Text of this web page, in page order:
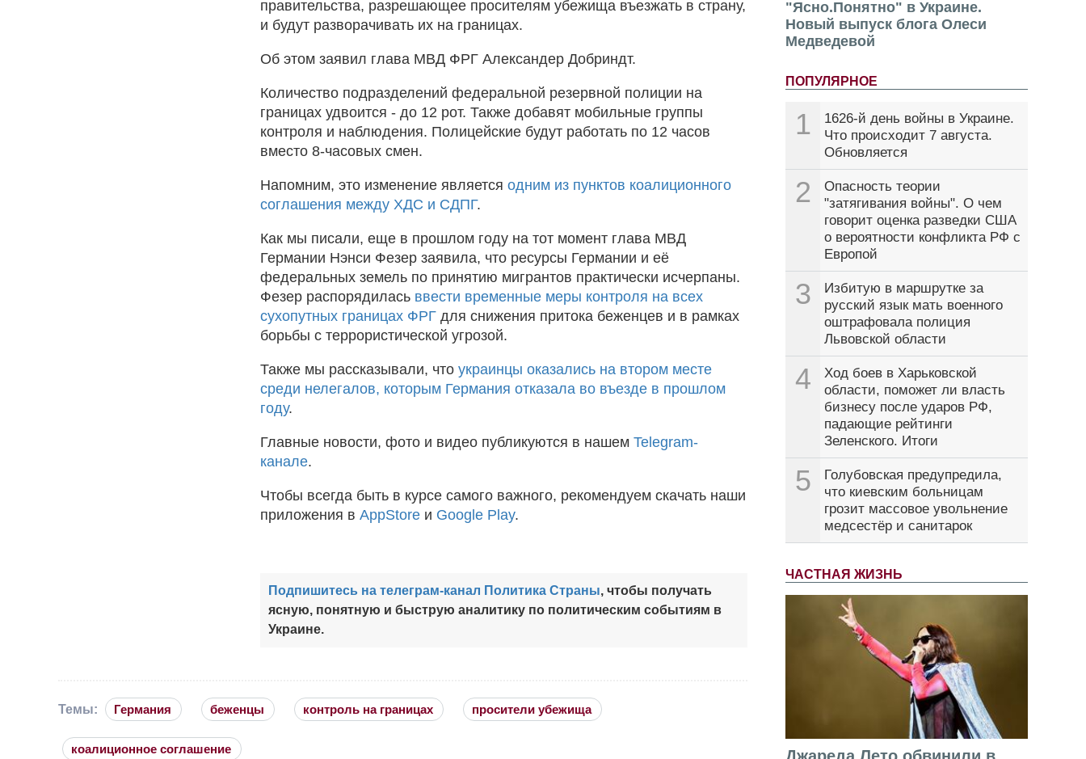
"Ясно.Понятно" в Украине.
Новый выпуск блога Олеси
Медведевой
ПОПУЛЯРНОЕ
1
1626-й день войны в Украине.
Что происходит 7 августа.
Обновляется
2
Опасность теории
"затягивания войны". О чем
говорит оценка разведки США
о вероятности конфликта РФ с
Европой
3
Избитую в маршрутке за
русский язык мать военного
оштрафовала полиция
Львовской области
4
Ход боев в Харьковской
области, поможет ли власть
бизнесу после ударов РФ,
падающие рейтинги
Зеленского. Итоги
5
Голубовская предупредила,
что киевским больницам
грозит массовое увольнение
медсестёр и санитарок
ЧАСТНАЯ ЖИЗНЬ
правительства, разрешающее просителям убежища въезжать в страну,
и будут разворачивать их на границах.
Об этом заявил глава МВД ФРГ Александер Добриндт.
Количество подразделений федеральной резервной полиции на
границах удвоится - до 12 рот. Также добавят мобильные группы
контроля и наблюдения. Полицейские будут работать по 12 часов
вместо 8-часовых смен.
Напомним, это изменение является одним из пунктов коалиционного
соглашения между ХДС и СДПГ.
Как мы писали, еще в прошлом году на тот момент глава МВД
Германии Нэнси Фезер заявила, что ресурсы Германии и её
федеральных земель по принятию мигрантов практически исчерпаны.
Фезер распорядилась ввести временные меры контроля на всех
сухопутных границах ФРГ для снижения притока беженцев и в рамках
борьбы с террористической угрозой.
Также мы рассказывали, что украинцы оказались на втором месте
среди нелегалов, которым Германия отказала во въезде в прошлом
году.
Главные новости, фото и видео публикуются в нашем Telegram-
канале.
Чтобы всегда быть в курсе самого важного, рекомендуем скачать наши
приложения в AppStore и Google Play.
Подпишитесь на телеграм-канал Политика Страны, чтобы получать
ясную, понятную и быструю аналитику по политическим событиям в
Украине.
Темы: Германия беженцы контроль на границах просители убежища
коалиционное соглашение